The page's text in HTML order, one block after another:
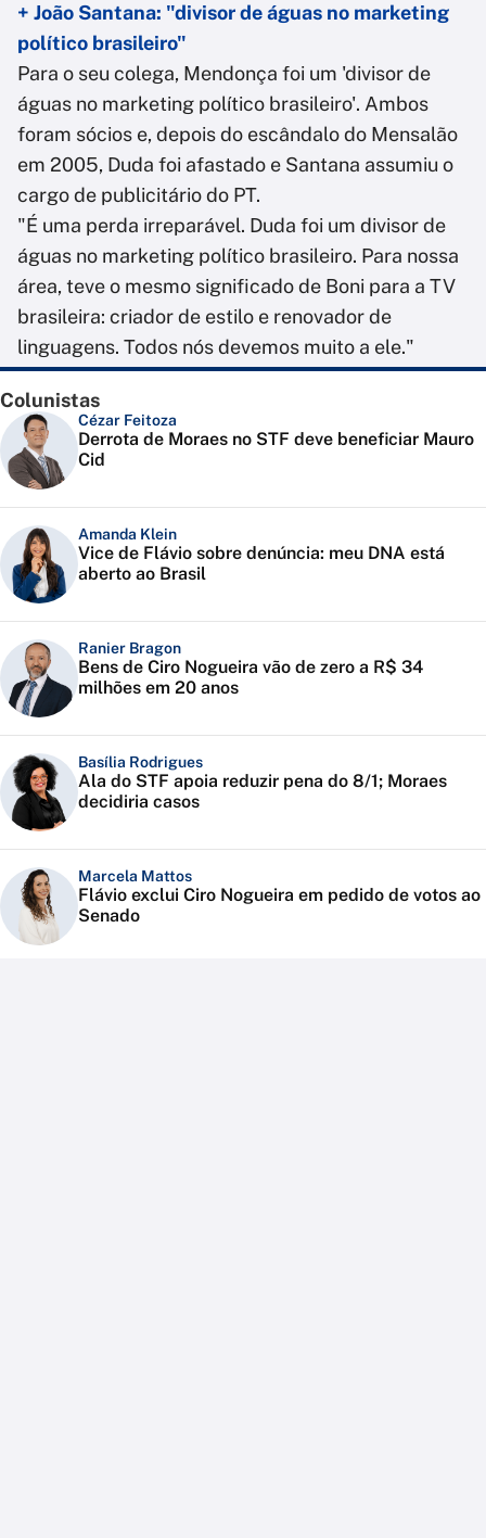
+ João Santana: "divisor de águas no marketing
político brasileiro"
Para o seu colega, Mendonça foi um 'divisor de
águas no marketing político brasileiro'. Ambos
foram sócios e, depois do escândalo do Mensalão
em 2005, Duda foi afastado e Santana assumiu o
cargo de publicitário do PT.
"É uma perda irreparável. Duda foi um divisor de
águas no marketing político brasileiro. Para nossa
área, teve o mesmo significado de Boni para a TV
brasileira: criador de estilo e renovador de
linguagens. Todos nós devemos muito a ele."
Colunistas
Cézar Feitoza
Derrota de Moraes no STF deve beneficiar Mauro
Cid
Amanda Klein
Vice de Flávio sobre denúncia: meu DNA está
aberto ao Brasil
Ranier Bragon
Bens de Ciro Nogueira vão de zero a R$ 34
milhões em 20 anos
Basília Rodrigues
Ala do STF apoia reduzir pena do 8/1; Moraes
decidiria casos
Marcela Mattos
Flávio exclui Ciro Nogueira em pedido de votos ao
Senado